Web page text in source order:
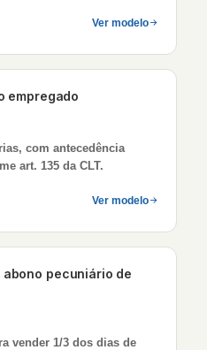
Ver modelo
empregado
com antecedência
art. 135 da CLT.
Ver modelo
abono pecuniário de
vender 1/3 dos dias de